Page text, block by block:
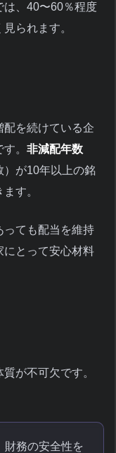
は、40〜60％程度
られます。
を続けている企
。 非減配年数
）が10年以上の銘
す。
っても配当を維持
にとって安心材料
が不可欠です。
財務の安全性を